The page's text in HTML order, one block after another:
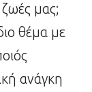
μας;
θέμα με
ανάγκη